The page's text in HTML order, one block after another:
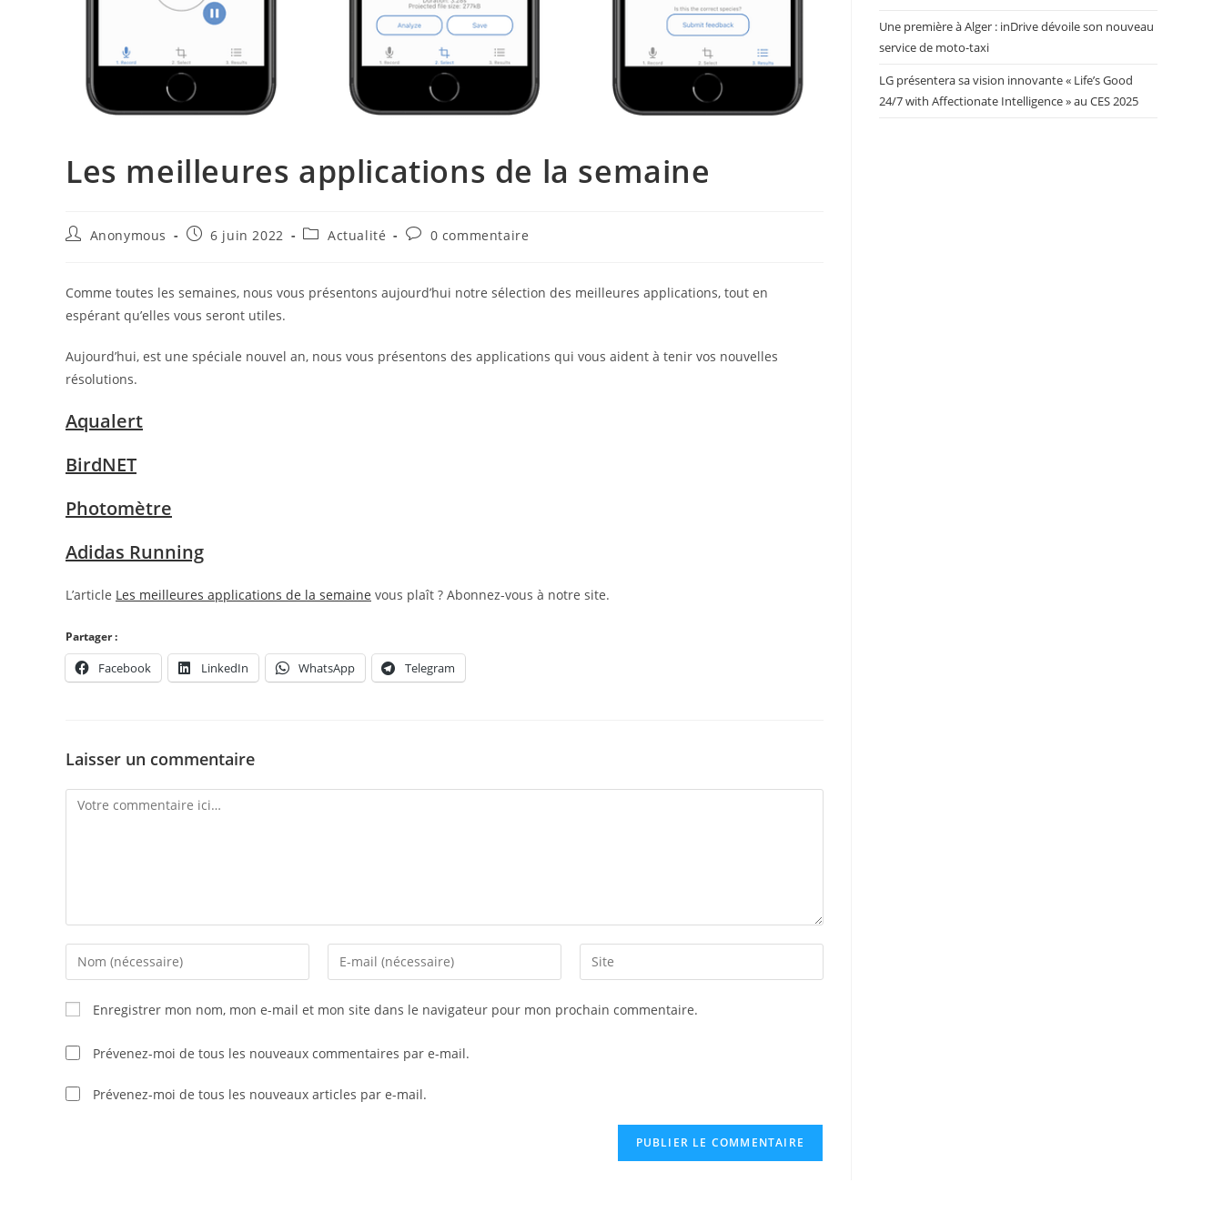
Les meilleures applications de la semaine
Auteur/autrice
publication :
Anonymous
Publication
6 juin 2022
PostActualité
Commentaires
publication :
0 commentaire
Comme toutes les semaines, nous vous présentons aujourd’hui notre sélection des meilleures applications, tout en
espérant qu’elles vous seront utiles.
Aujourd’hui, est une spéciale nouvel an, nous vous présentons des applications qui vous aident à tenir vos nouvelles
résolutions.
Aqualert
BirdNET
Photomètre
Adidas Running
L’article Les meilleures applications de la semaine vous plaît ? Abonnez-vous à notre site.
Partager :
Facebook LinkedIn WhatsApp Telegram
Laisser un commentaire
Comment
Enter
your
name
or
username
comment
Enter
your
Saisir
l’URL
Enregistrer mon nom, mon e-mail et mon site dans le navigateur pour mon prochain commentaire.
Prévenez-moi de tous les nouveaux commentaires par e-mail.
Prévenez-moi de tous les nouveaux articles par e-mail.
Une première à Alger : inDrive dévoile son nouveau
service de moto-taxi
LG présentera sa vision innovante « Life’s Good
24/7 with Affectionate Intelligence » au CES 2025